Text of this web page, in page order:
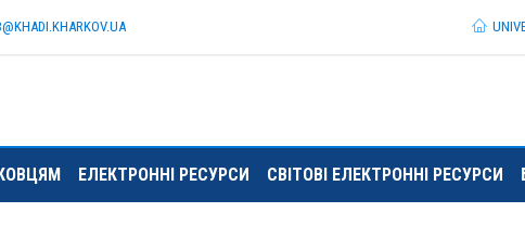
KHADI.KHARKOV.UA
ЕЛЕКТРОННІ РЕСУРСИ СВІТОВІ ЕЛЕКТРОННІ РЕСУРСИ